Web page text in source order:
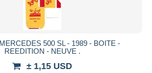
500 SL - 1989 - BOITE -
REEDITION - NEUVE .
± 1,15 USD